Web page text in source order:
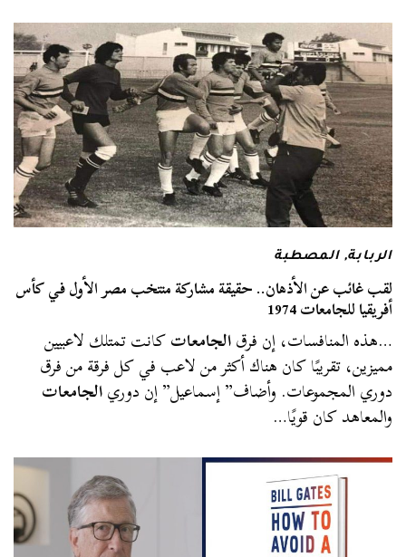
الربابة,المصطبة
لقب غائب عن الأذهان.. حقيقة مشاركة منتخب مصر الأول في كأس
أفريقيا للجامعات 1974
…هذه المنافسات، إن فرقالجامعاتكانت تمتلك لاعبيين
مميزين، تقريبًا كان هناك أكثر من لاعب في كل فرقة من فرق
دوري المجموعات. وأضاف” إسماعيل” إن دوريالجامعات
والمعاهد كان قويًا…